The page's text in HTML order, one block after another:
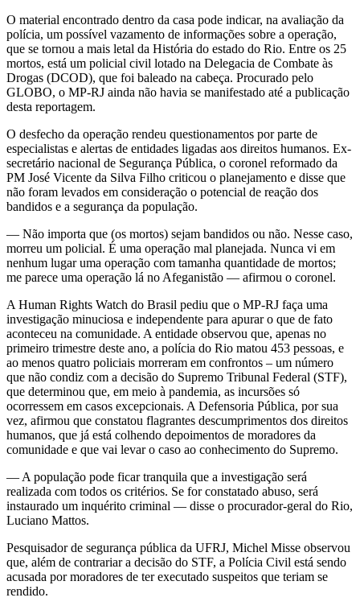
O material encontrado dentro da casa pode indicar, na avaliação da
polícia, um possível vazamento de informações sobre a operação,
que se tornou a mais letal da História do estado do Rio. Entre os 25
mortos, está um policial civil lotado na Delegacia de Combate às
Drogas (DCOD), que foi baleado na cabeça. Procurado pelo
GLOBO, o MP-RJ ainda não havia se manifestado até a publicação
desta reportagem.
O desfecho da operação rendeu questionamentos por parte de
especialistas e alertas de entidades ligadas aos direitos humanos. Ex-
secretário nacional de Segurança Pública, o coronel reformado da
PM José Vicente da Silva Filho criticou o planejamento e disse que
não foram levados em consideração o potencial de reação dos
bandidos e a segurança da população.
— Não importa que (os mortos) sejam bandidos ou não. Nesse caso,
morreu um policial. É uma operação mal planejada. Nunca vi em
nenhum lugar uma operação com tamanha quantidade de mortos;
me parece uma operação lá no Afeganistão — afirmou o coronel.
A Human Rights Watch do Brasil pediu que o MP-RJ faça uma
investigação minuciosa e independente para apurar o que de fato
aconteceu na comunidade. A entidade observou que, apenas no
primeiro trimestre deste ano, a polícia do Rio matou 453 pessoas, e
ao menos quatro policiais morreram em confrontos – um número
que não condiz com a decisão do Supremo Tribunal Federal (STF),
que determinou que, em meio à pandemia, as incursões só
ocorressem em casos excepcionais. A Defensoria Pública, por sua
vez, afirmou que constatou flagrantes descumprimentos dos direitos
humanos, que já está colhendo depoimentos de moradores da
comunidade e que vai levar o caso ao conhecimento do Supremo.
— A população pode ficar tranquila que a investigação será
realizada com todos os critérios. Se for constatado abuso, será
instaurado um inquérito criminal — disse o procurador-geral do Rio,
Luciano Mattos.
Pesquisador de segurança pública da UFRJ, Michel Misse observou
que, além de contrariar a decisão do STF, a Polícia Civil está sendo
acusada por moradores de ter executado suspeitos que teriam se
rendido.